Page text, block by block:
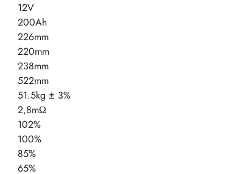
12V
200Ah
226mm
220mm
238mm
522mm
51.5kg ± 3%
2,8mΩ
102%
100%
85%
65%